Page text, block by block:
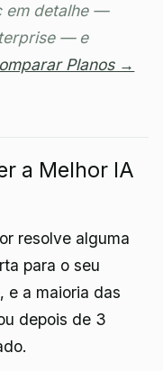
em detalhe —
— e
Planos →
a Melhor IA
resolve alguma
para o seu
e a maioria das
depois de 3